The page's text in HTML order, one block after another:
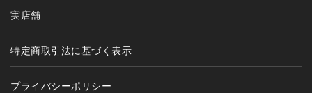
実店舗
特定商取引法に基づく表示
プライバシーポリシー